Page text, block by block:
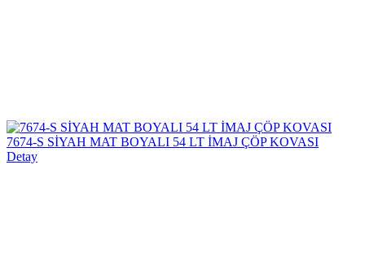
7674-S SİYAH MAT BOYALI 54 LT İMAJ ÇÖP KOVASI
Detay